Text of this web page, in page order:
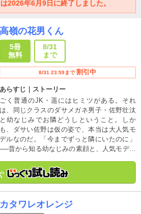
2026年6月9日に終了しました。
高嶺の花男くん
5冊
無料
8/31
まで
8/31 23:59まで 割引中
あらすじ｜ストーリー
ごく普通のJK・遥にはヒミツがある。それ
は、同じクラスのダサメガネ男子・佐野壮汰
と幼なじみでお隣どうしということ。しか
も、ダサい佐野は仮の姿で、本当は大人気モ
デルなのだ。「今までずっと隣にいたのに」
──昔から知る幼なじみの素顔と、人気モデル
に、君を遠く感じるのはどうして…？ 幼なじ
→人気モデル×JKの胸きゅん必至な純愛。
カタワレオレンジ